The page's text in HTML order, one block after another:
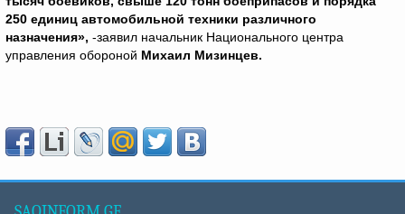
250 единиц автомобильной техники различного
назначения», -заявил начальник Национального центра
управления обороной Михаил Мизинцев.